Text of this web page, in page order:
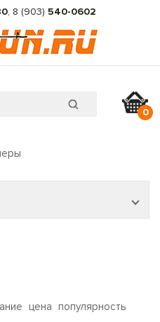
, 8 (903) 540-0602
0
цена популярность